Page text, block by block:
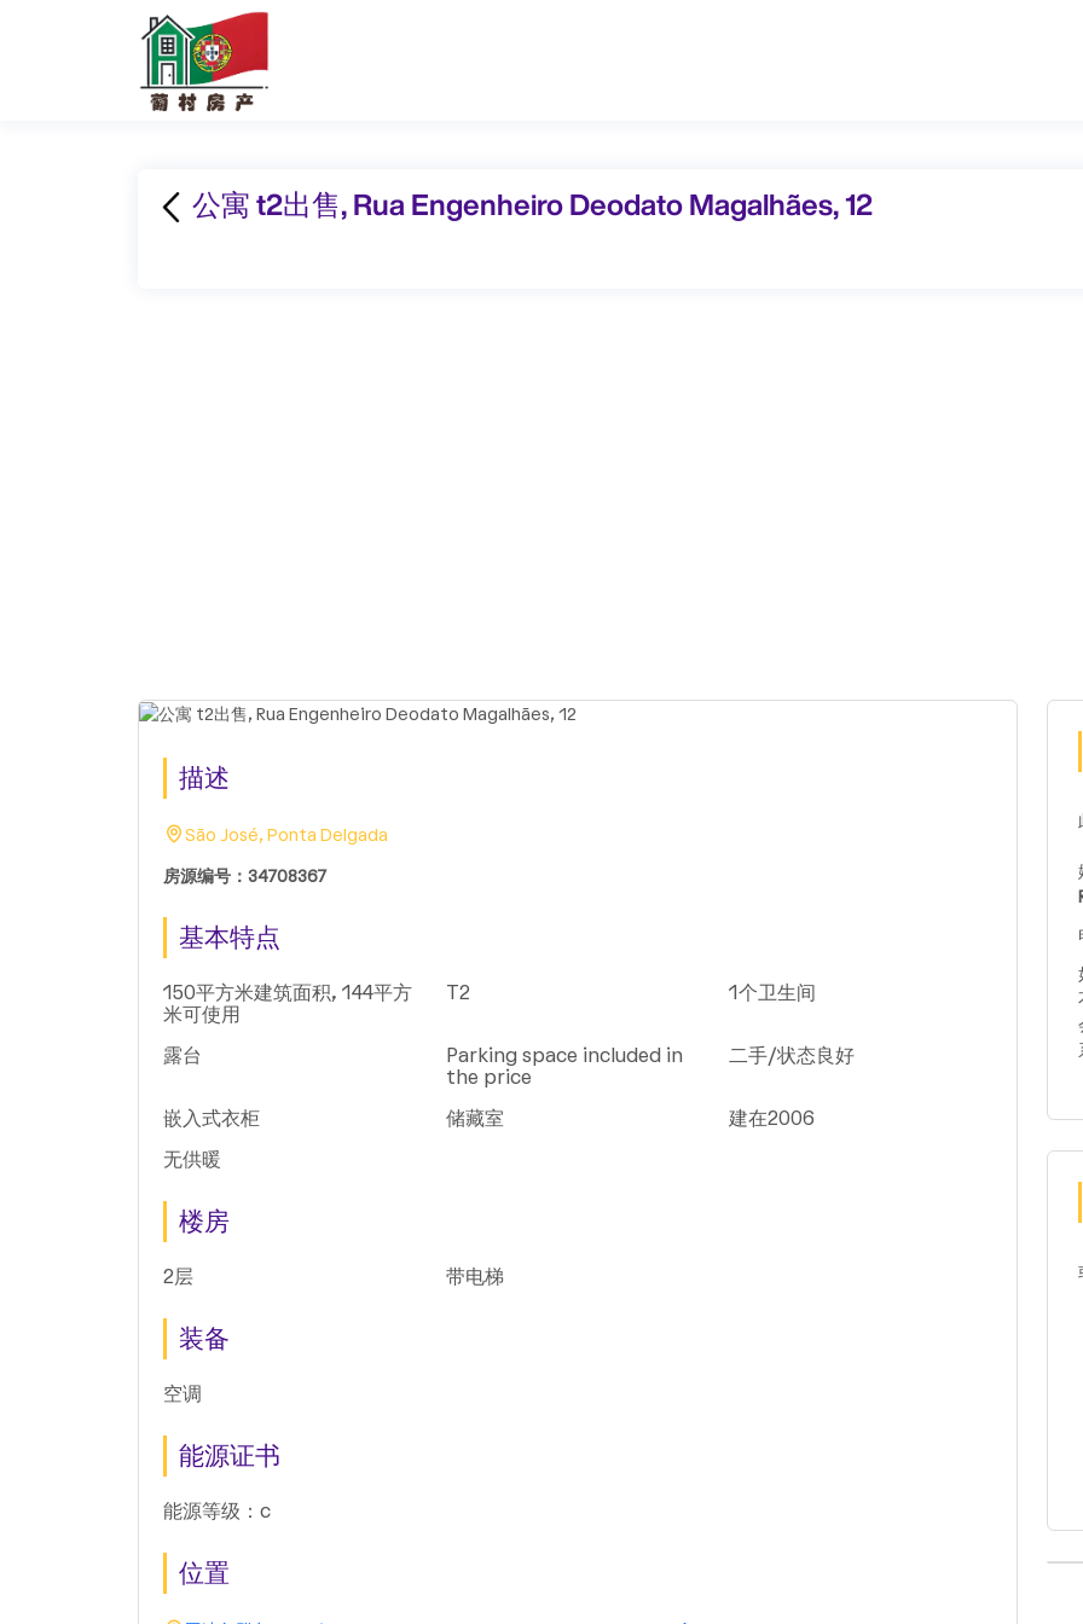
公寓 t2出售, Rua Engenheiro Deodato Magalhães, 12
描述
São José, Ponta Delgada
房源编号：34708367
基本特点
150平方米建筑面积, 144平方
米可使用
T2 1个卫生间
露台
Parking space included in
the price
二手/状态良好
嵌入式衣柜 储藏室
建在2006
无供暖
楼房
2层 带电梯
装备
空调
能源证书
能源等级：c
位置